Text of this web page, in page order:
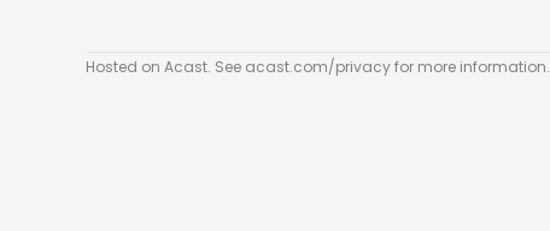
Hosted on Acast. See acast.com/privacyfor more information.